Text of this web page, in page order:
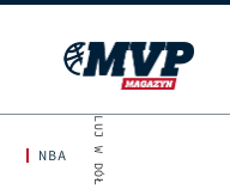
NBA SKROLUJ W DÓŁ